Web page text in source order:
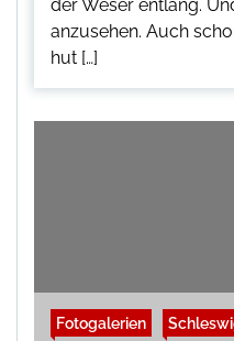
der Weser entlang.
anzusehen. Auch
hut […]
Fotogalerien